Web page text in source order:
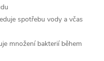
spotřebu vody a včas
množení bakterií během